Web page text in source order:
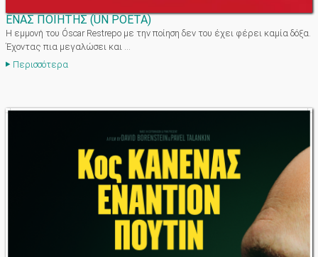
ΕΝΑΣ ΠΟΙΗΤΗΣ(UN POETA)
Η εμμονή του Óscar Restrepo με την ποίηση δεν του έχει φέρει καμία δόξα.
Έχοντας πια μεγαλώσει και ...
Περισσότερα